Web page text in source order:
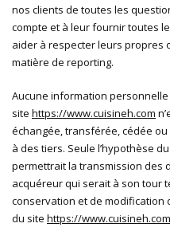
nos clients de toutes les
compte et à leur fournir toutes
aider à respecter leurs propres
matière de reporting.
Aucune information personnelle
site https://www.cuisineh.com
échangée, transférée, cédée
à des tiers. Seule l’hypothèse
permettrait la transmission des
acquéreur qui serait à son tour
conservation et de modification
du site https://www.cuisineh.com